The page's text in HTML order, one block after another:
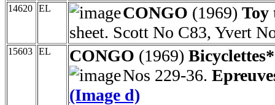
14620 EL CONGO (1969) Toy
sheet. Scott No C83, Yvert
15603 EL CONGO (1969)
Nos 229-36.
(Image d)